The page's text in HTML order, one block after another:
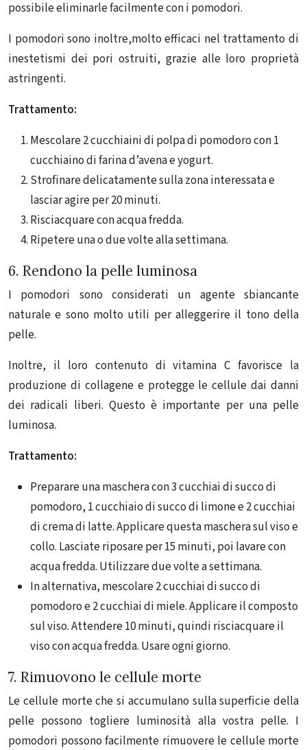
possibile eliminarle facilmente con i pomodori.
I pomodori sono inoltre,molto efficaci nel trattamento di
inestetismi dei pori ostruiti, grazie alle loro proprietà
astringenti.
Trattamento:
Mescolare 2 cucchiaini di polpa di pomodoro con 1
cucchiaino di farina d’avena e yogurt.
Strofinare delicatamente sulla zona interessata e
lasciar agire per 20 minuti.
Risciacquare con acqua fredda.
Ripetere una o due volte alla settimana.
6. Rendono la pelle luminosa
I pomodori sono considerati un agente sbiancante
naturale e sono molto utili per alleggerire il tono della
pelle.
Inoltre, il loro contenuto di vitamina C favorisce la
produzione di collagene e protegge le cellule dai danni
dei radicali liberi. Questo è importante per una pelle
luminosa.
Trattamento:
Preparare una maschera con 3 cucchiai di succo di
pomodoro, 1 cucchiaio di succo di limone e 2 cucchiai
di crema di latte. Applicare questa maschera sul viso e
collo. Lasciate riposare per 15 minuti, poi lavare con
acqua fredda. Utilizzare due volte a settimana.
In alternativa, mescolare 2 cucchiai di succo di
pomodoro e 2 cucchiai di miele. Applicare il composto
sul viso. Attendere 10 minuti, quindi risciacquare il
viso con acqua fredda. Usare ogni giorno.
7. Rimuovono le cellule morte
Le cellule morte che si accumulano sulla superficie della
pelle possono togliere luminosità alla vostra pelle. I
pomodori possono facilmente rimuovere le cellule morte